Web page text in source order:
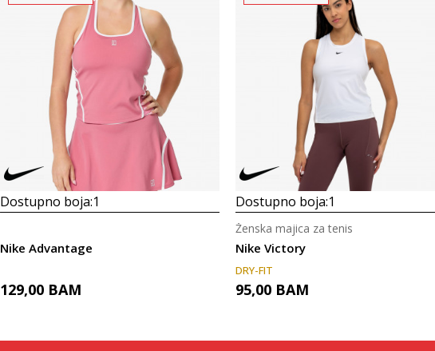
Dostupno boja:1
Nike Advantage
129,00 BAM
Dostupno boja:1
Nike Victory
Ženska majica za tenis
DRY-FIT
95,00 BAM